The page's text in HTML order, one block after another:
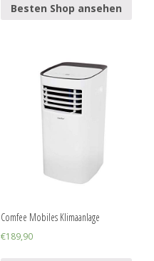
Besten Shop ansehen
Comfee Mobiles Klimaanlage
€189,90